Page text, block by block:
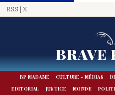
RSS | X
BRAVE
BP MADAME CULTURE - MÉDIAS
EDITORIAL
JUSTICE MONDE